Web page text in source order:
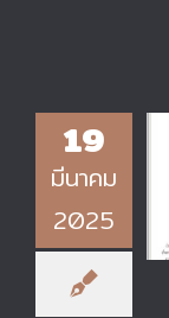
19
มีนาคม
2025